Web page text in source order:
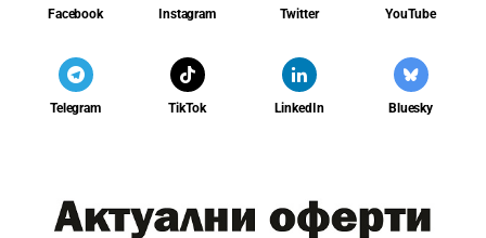
Facebook Instagram Twitter YouTube
Telegram TikTok LinkedIn Bluesky